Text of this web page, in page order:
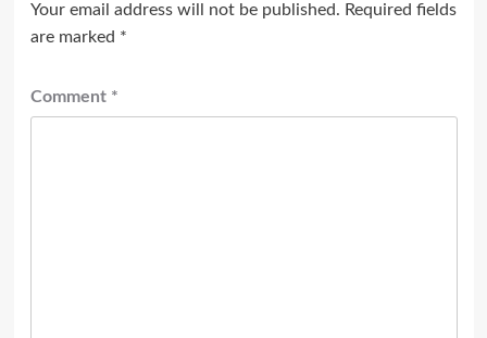
Your email address will not be published. Required fields
are marked *
Comment *